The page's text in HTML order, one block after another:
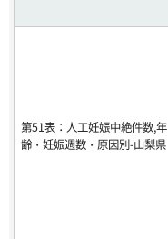
第51表：人工妊娠中絶件数,年
齢・妊娠週数・原因別-山梨県